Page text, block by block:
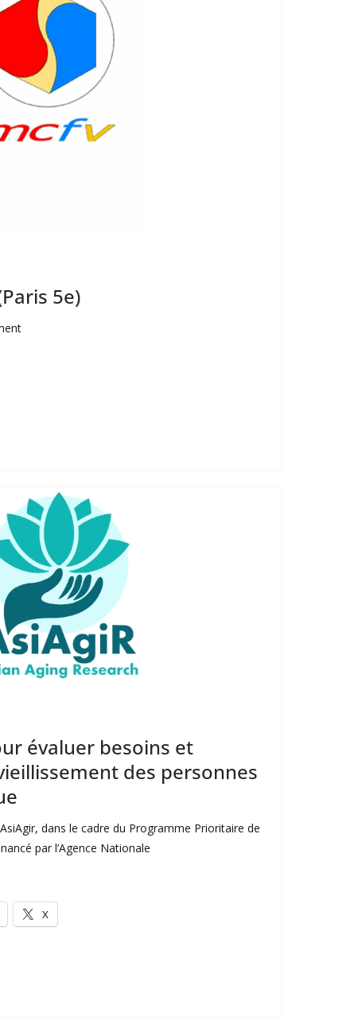
5e)
évaluer besoins et
des personnes
dans le cadre du Programme Prioritaire de
par l’Agence Nationale
X